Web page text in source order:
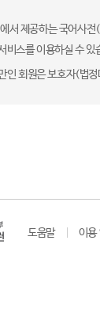
서 제공하는 국어사전
비스를 이용하실 수 있
인 회원은 보호자(법
도움말 이용